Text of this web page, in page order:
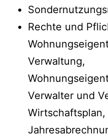
Rechte und
Verwaltung,
Verwalter und
Wirtschaftsplan,